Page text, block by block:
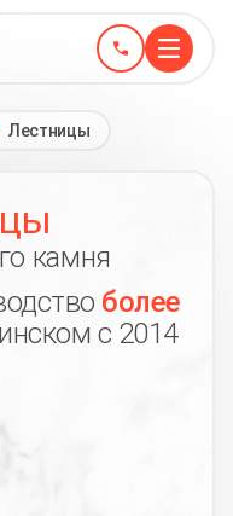
Лестницы
камня
более
с 2014